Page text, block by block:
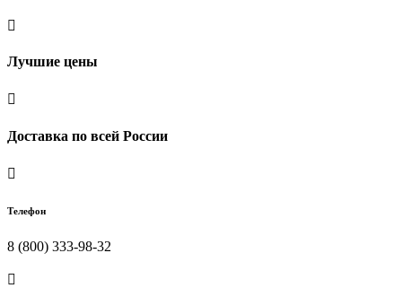

Лучшие цены

Доставка по всей России

Телефон
8 (800) 333-98-32
